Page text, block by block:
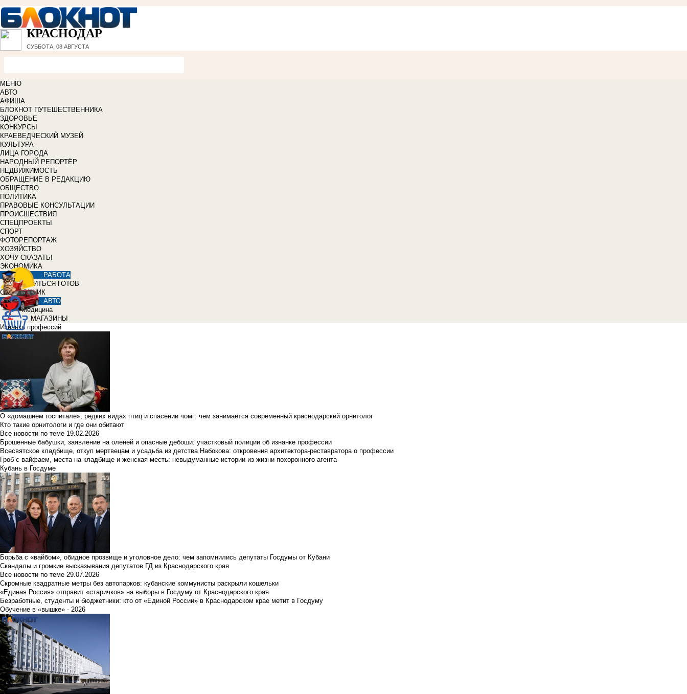
КРАСНОДАР
СУББОТА, 08 АВГУСТА
МЕНЮ
АВТО
АФИША
БЛОКНОТ ПУТЕШЕСТВЕННИКА
ЗДОРОВЬЕ
КОНКУРСЫ
КРАЕВЕДЧЕСКИЙ МУЗЕЙ
КУЛЬТУРА
ЛИЦА ГОРОДА
НАРОДНЫЙ РЕПОРТЁР
НЕДВИЖИМОСТЬ
ОБРАЩЕНИЕ В РЕДАКЦИЮ
ОБЩЕСТВО
ПОЛИТИКА
ПРАВОВЫЕ КОНСУЛЬТАЦИИ
ПРОИСШЕСТВИЯ
СПЕЦПРОЕКТЫ
СПОРТ
ФОТОРЕПОРТАЖ
ХОЗЯЙСТВО
ХОЧУ СКАЗАТЬ!
ЭКОНОМИКА
РАБОТА
УЧИТЬСЯ ГОТОВ
СПРАВОЧНИК
АВТО
Медицина
МАГАЗИНЫ
Изнанка профессий
О «домашнем госпитале», редких видах птиц и спасении чомг: чем занимается современный краснодарский орнитолог
Кто такие орнитологи и где они обитают
Все новости по теме 19.02.2026
Брошенные бабушки, заявление на оленей и опасные дебоши: участковый полиции об изнанке профессии
Всесвятское кладбище, откуп мертвецам и усадьба из детства Набокова: откровения архитектора-реставратора о профессии
Гроб с вайфаем, места на кладбище и женская месть: невыдуманные истории из жизни похоронного агента
Кубань в Госдуме
Борьба с «вайбом», обидное прозвище и уголовное дело: чем запомнились депутаты Госдумы от Кубани
Скандалы и громкие высказывания депутатов ГД из Краснодарского края
Все новости по теме 29.07.2026
Скромные квадратные метры без автопарков: кубанские коммунисты раскрыли кошельки
«Единая Россия» отправит «старичков» на выборы в Госдуму от Краснодарского края
Безработные, студенты и бюджетники: кто от «Единой России» в Краснодарском крае метит в Госдуму
Обучение в «вышке» - 2026